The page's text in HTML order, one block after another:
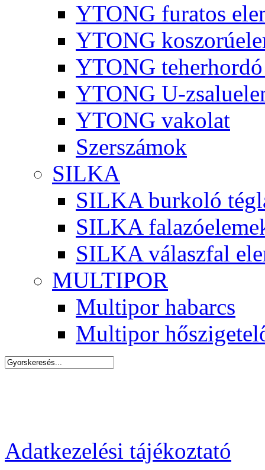
YTONG furatos
YTONG
YTONG
YTONG U-
YTONG vakolat
Szerszámok
SILKA
SILKA burkoló
SILKA
SILKA válaszfal
MULTIPOR
Multipor habarcs
Multipor
Adatkezelési tájékoztató